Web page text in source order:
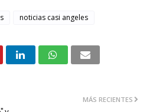
noticias casi angeles
MÁS RECIENTES